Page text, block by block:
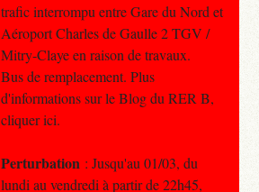
trafic interrompu entre Gare du Nord et
Aéroport Charles de Gaulle 2 TGV /
Mitry-Claye en raison de travaux.
Bus de remplacement. Plus
d'informations sur le Blog du RER B,
cliquer ici.
Perturbation : Jusqu'au 01/03, du
lundi au vendredi à partir de 22h45,